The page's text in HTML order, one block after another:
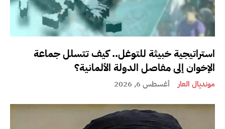
استراتيجية خبيثة للتوغل.. كيف تتسلل جماعة
الإخوان إلى مفاصل الدولة الألمانية؟
مونديال العار أغسطس 6, 2026